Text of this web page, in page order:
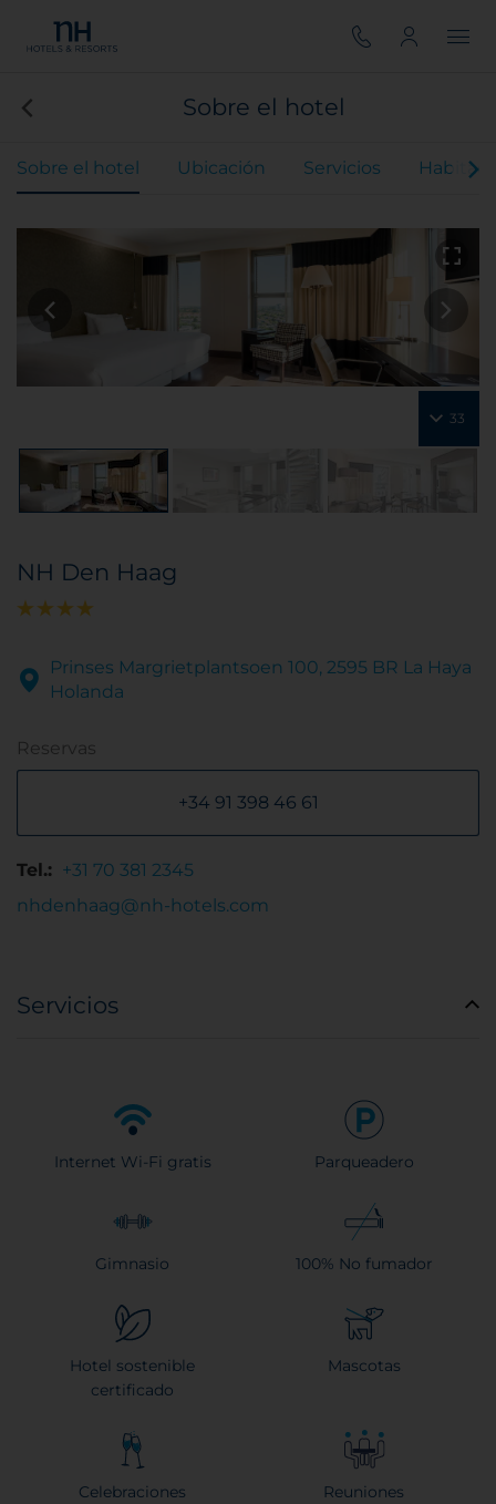
Sobre el hotel
Sobre el hotel Ubicación Servicios
33
NH Den Haag
Prinses Margrietplantsoen 100, 2595 BR La Haya
Holanda
Reservas
+34 91 398 46 61
Tel.: +31 70 381 2345
nhdenhaag@nh-hotels.com
Servicios
Internet Wi-Fi gratis Parqueadero
Gimnasio 100% No fumador
Hotel sostenible
certificado
Mascotas
Celebraciones Reuniones